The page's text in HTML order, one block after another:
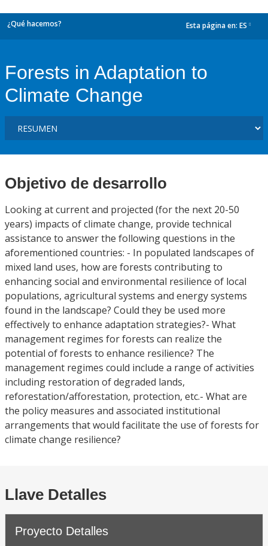
¿Qué hacemos? Esta página en: ES
Forests in Adaptation to
Climate Change
Objetivo de desarrollo
Looking at current and projected (for the next 20-50
years) impacts of climate change, provide technical
assistance to answer the following questions in the
aforementioned countries: - In populated landscapes of
mixed land uses, how are forests contributing to
enhancing social and environmental resilience of local
populations, agricultural systems and energy systems
found in the landscape? Could they be used more
effectively to enhance adaptation strategies?- What
management regimes for forests can realize the
potential of forests to enhance resilience? The
management regimes could include a range of activities
including restoration of degraded lands,
reforestation/afforestation, protection, etc.- What are
the policy measures and associated institutional
arrangements that would facilitate the use of forests for
climate change resilience?
Llave Detalles
Proyecto Detalles